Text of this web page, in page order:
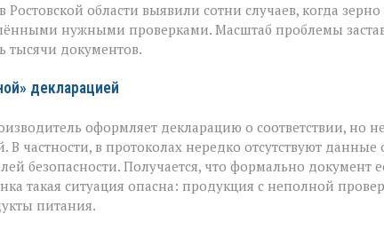
прицелом:
Ростовской
области
массовые
нарушения
Ростовской области выявили сотни случаев, когда
нужными проверками. Масштаб проблемы
тысячи документов.
декларацией
оформляет декларацию о соответствии, но
В частности, в протоколах нередко отсутствуют данные
безопасности. Получается, что формально документ
такая ситуация опасна: продукция с неполной
питания.